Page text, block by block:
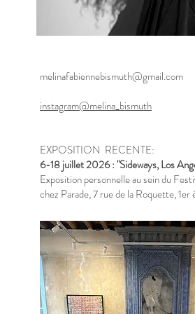
melinafabiennebismuth@gmail.com
instagram@melina_bismuth
EXPOSITION RECENTE:
6-18 juillet 2026 : "Sideways, Los
Exposition personnelle au sein du
chez Parade, 7 rue de la Roquette, 1er